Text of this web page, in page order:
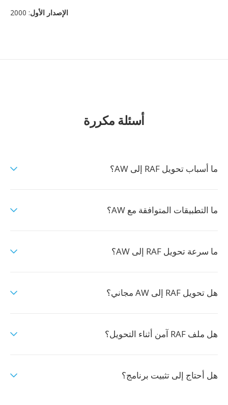
الإصدار الأول: 2000
أسئلة مكررة
ما أسباب تحويل RAF إلى AW؟
ما التطبيقات المتوافقة مع AW؟
ما سرعة تحويل RAF إلى AW؟
هل تحويل RAF إلى AW مجاني؟
هل ملف RAF آمن أثناء التحويل؟
هل أحتاج إلى تثبيت برنامج؟